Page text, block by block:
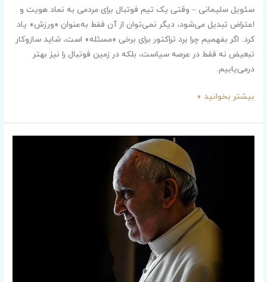
سئویل سلیمانی – وقتی یک تیم فوتبال برای مردمی به نماد هویت و
اعتراض تبدیل می‌شود، دیگر نمی‌توان از آن فقط به‌عنوان «ورزش» یاد
کرد. اگر بفهمیم چرا برد تراکتور برای برخی «مسئله» است، شاید سازوکار
تبعیض نه فقط در عرصه سیاست، بلکه در زمین فوتبال را نیز بهتر
درمی‌یابیم.
بیشتر بخوانید »